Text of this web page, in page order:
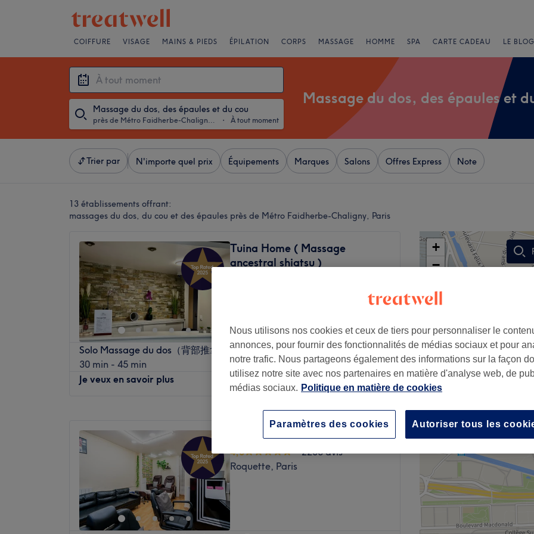
COIFFURE VISAGE MAINS & PIEDS ÉPILATION CORPS MASSAGE HOMME SPA CARTE CADEAU LE
Massage du dos, des épaules et du cou
près de Métro Faidherbe-Chaligny, Paris ・ À tout moment
Massage du dos, des épaules et
Trier par N'importe quel prix Équipements Marques Salons Offres Express Note
13 établissements offrant:
massages du dos, du cou et des épaules près de Métro Faidherbe-Chaligny, Paris
Tuina Home ( Massage
ancestral shiatsu )
Solo Massage du dos（背部推拿）
30 min - 45 min
à partir de 45 €
Je veux en savoir plus
Mercredi
10:30
Jeudi
10:30–20:30
10:30–20:30
10:30–
Dimanche
10:30–
Bienvenue chez Tuina Home, installé dans le 11e arrondissement de
Beauty hub ( Rio beauty )
4,8
2208 avis
Roquette, Paris
+
−
Nous utilisons nos cookies et ceux de tiers pour personnaliser le
annonces, pour fournir des fonctionnalités de médias sociaux et pour
notre trafic. Nous partageons également des informations sur la façon
utilisez notre site avec nos partenaires en matière d'analyse web, de
médias sociaux. Politique en matière de cookies
Autoriser tous les
Paramètres des cookies